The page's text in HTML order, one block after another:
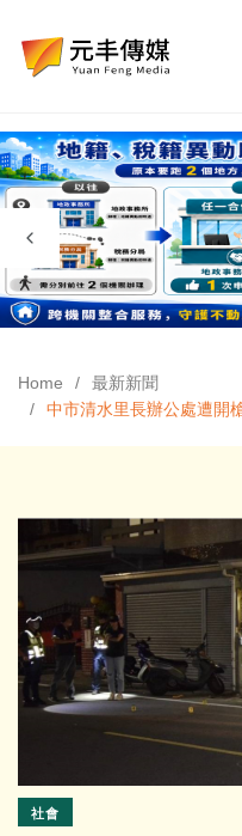
Home
最新新聞
中市清水里長辦公處遭開
社會